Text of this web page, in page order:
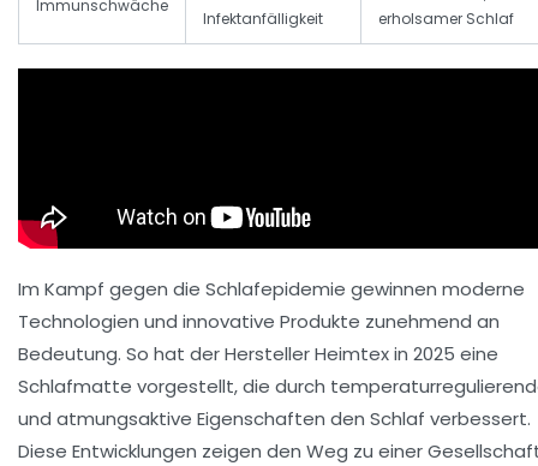
Immunschwäche
Infektanfälligkeit
erholsamer Schlaf
Im Kampf gegen die Schlafepidemie gewinnen moderne
Technologien und innovative Produkte zunehmend an
Bedeutung. So hat der Hersteller Heimtex in 2025 eine
Schlafmatte vorgestellt, die durch
und atmungsaktive Eigenschaften den Schlaf verbessert.
Diese Entwicklungen zeigen den Weg zu einer